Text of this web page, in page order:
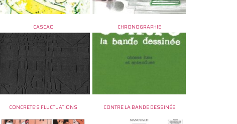
CASCAO CHRONOGRAPHIE
CONCRETE’S FLUCTUATIONS CONTRE LA BANDE DESSINÉE